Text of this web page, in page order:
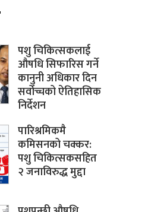
पशु चिकित्सकलाई
औषधि सिफारिस गर्ने
कानुनी अधिकार दिन
सर्वोच्चको ऐतिहासिक
निर्देशन
पारिश्रमिकमै
कमिसनको चक्कर:
पशु चिकित्सकसहित
२ जनाविरुद्ध मुद्दा